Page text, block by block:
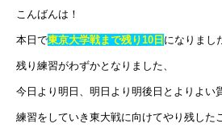
こんばんは！
本日で東京大学戦まで残り10日 になりまし
残り練習がわずかとなりました、
今日より明日、明日より明後日とよりよい
練習をしていき東大戦に向けてやり残した